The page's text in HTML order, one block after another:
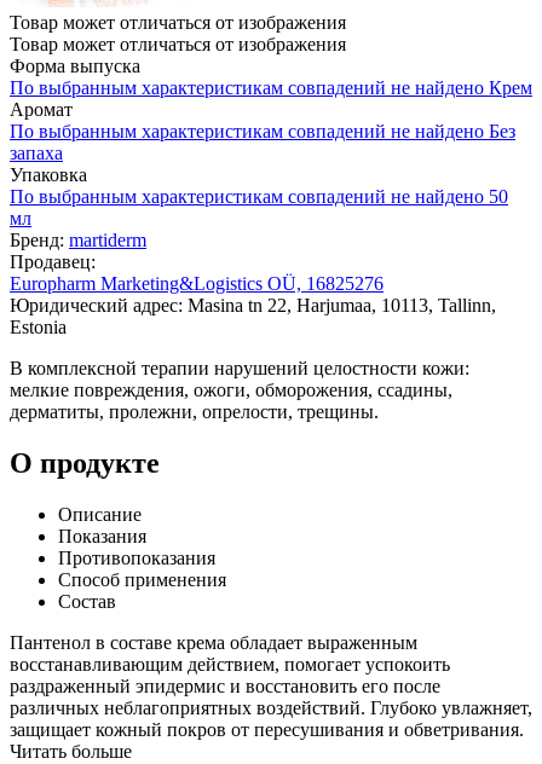
Товар может отличаться от изображения
Товар может отличаться от изображения
Форма выпуска
По выбранным характеристикам совпадений не найдено Крем
Аромат
По выбранным характеристикам совпадений не найдено Без
запаха
Упаковка
По выбранным характеристикам совпадений не найдено 50
мл
Бренд: martiderm
Продавец:
Europharm Marketing&Logistics OÜ, 16825276
Юридический адрес: Masina tn 22, Harjumaa, 10113, Tallinn,
Estonia
В комплексной терапии нарушений целостности кожи:
мелкие повреждения, ожоги, обморожения, ссадины,
дерматиты, пролежни, опрелости, трещины.
О продукте
Описание
Показания
Противопоказания
Способ применения
Состав
Пантенол в составе крема обладает выраженным
восстанавливающим действием, помогает успокоить
раздраженный эпидермис и восстановить его после
различных неблагоприятных воздействий. Глубоко увлажняет,
защищает кожный покров от пересушивания и обветривания.
Читать больше